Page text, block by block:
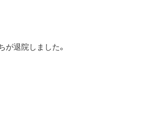
が退院しました。